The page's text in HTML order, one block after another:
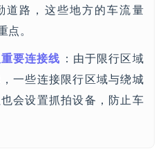
道路，这些地方的车流量
。
要连接线 ：由于限行区域
一些连接限行区域与绕城
会设置抓拍设备，防止车